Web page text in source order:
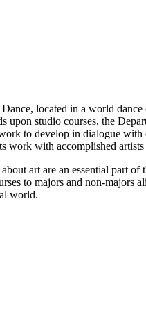
located in a world
upon studio courses, the
to develop in dialogue
work with accomplished
art are an essential part
to majors and non-
world.